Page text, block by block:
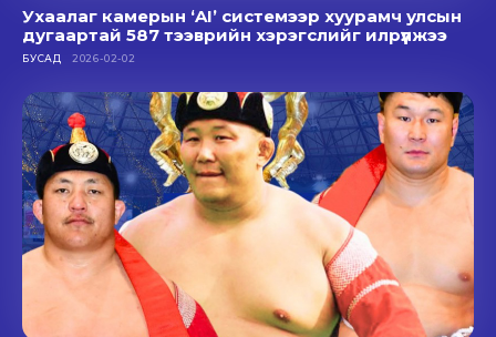
Ухаалаг камерын ‘AI’ системээр хуурамч улсын
дугаартай 587 тээврийн хэрэгслийг илрүүлжээ
БУСАД 2026-02-02